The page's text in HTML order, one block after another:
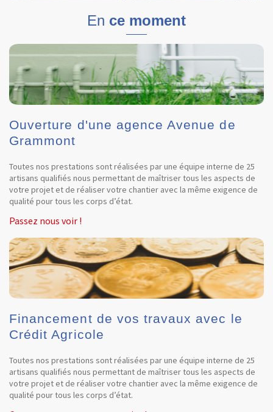
En ce moment
Ouverture d'une agence Avenue de
Grammont
Toutes nos prestations sont réalisées par une équipe interne de 25
artisans qualifiés nous permettant de maîtriser tous les aspects de
votre projet et de réaliser votre chantier avec la même exigence de
qualité pour tous les corps d’état.
Passez nous voir !
Financement de vos travaux avec le
Crédit Agricole
Toutes nos prestations sont réalisées par une équipe interne de 25
artisans qualifiés nous permettant de maîtriser tous les aspects de
votre projet et de réaliser votre chantier avec la même exigence de
qualité pour tous les corps d’état.